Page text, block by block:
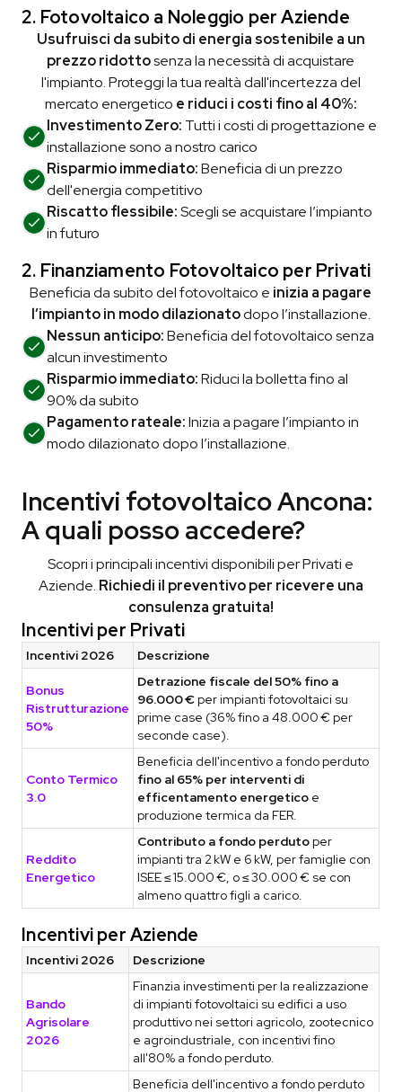
2. Fotovoltaico a Noleggio per Aziende
Usufruisci da subito di energia sostenibile a un
prezzo ridottosenza la necessità di acquistare
l'impianto. Proteggi la tua realtà dall'incertezza del
mercato energetico e riduci i costi fino al 40%:
Investimento Zero: Tutti i costi di progettazione e
installazione sono a nostro carico
Risparmio immediato:Beneficia di un prezzo
dell'energia competitivo
Riscatto flessibile:Scegli se acquistare l’impianto
in futuro
2. Finanziamento Fotovoltaico per Privati
Beneficia da subito del fotovoltaico e inizia a pagare
l’impianto in modo dilazionatodopo l’installazione.
Nessun anticipo:Beneficia del fotovoltaico senza
alcun investimento
Risparmio immediato:Riduci la bolletta fino al
90% da subito
Pagamento rateale:Inizia a pagare l’impianto in
modo dilazionato dopo l’installazione.
Incentivi fotovoltaico Ancona:
A quali posso accedere?
Scopri i principali incentivi disponibili per Privati e
Aziende. Richiedi il preventivo per ricevere una
consulenza gratuita!
Incentivi per Privati
Incentivi 2026 Descrizione
Bonus
Ristrutturazione
50%
Detrazione fiscale del 50% fino a
96.000 € per impianti fotovoltaici su
prime case (36% fino a 48.000 € per
seconde case).
Conto Termico
3.0
Beneficia dell'incentivo a fondo perduto
fino al 65% per interventi di
efficentamento energetico e
produzione termica da FER.
Reddito
Energetico
Contributo a fondo perduto per
impianti tra 2 kW e 6 kW, per famiglie con
ISEE ≤ 15.000 €, o ≤ 30.000 € se con
almeno quattro figli a carico.
Incentivi per Aziende
Incentivi 2026 Descrizione
Bando
Agrisolare
2026
Finanzia investimenti per la realizzazione
di impianti fotovoltaici su edifici a uso
produttivo nei settori agricolo, zootecnico
e agroindustriale, con incentivi fino
all'80% a fondo perduto.
Beneficia dell'incentivo a fondo perduto